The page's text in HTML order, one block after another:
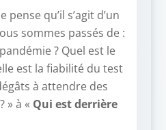
pense qu’il s’agit d’un
sommes passés de :
? Quel est le
est la fiabilité du test
à attendre des
» à « Qui est derrière